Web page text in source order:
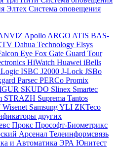
Элтех Система оповещения
Apollo ARGO ATIS BAS-
Dahua Technology Elsys
Eye Fox Gate Guard Tour
HiWatch Huawei iBells
ISBC J2000 J-Lock JSBo
Parsec PERCo Promix
SKUDO Slinex Smartec
STRAZH Suprema Tantos
Wisenet SamsungYLI ZKTeco
других
Прокс Прософт-Биометрикс
Арсенал Телеинформсвязь
и Автоматика ЭРА Юнитест